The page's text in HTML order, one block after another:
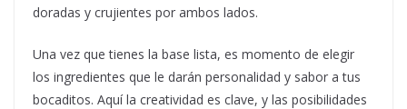
doradas y crujientes por ambos lados.
Una vez que tienes la base lista, es momento de elegir
los ingredientes que le darán personalidad y sabor a tus
bocaditos. Aquí la creatividad es clave, y las posibilidades